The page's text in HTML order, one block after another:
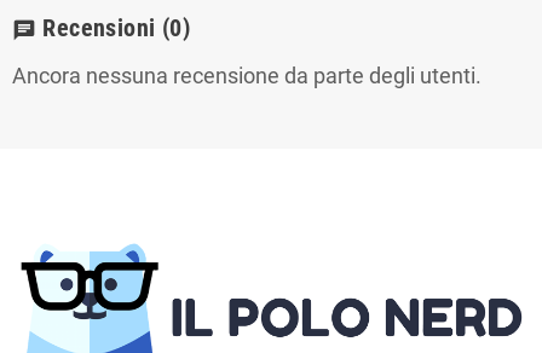
chat Recensioni (0)
Ancora nessuna recensione da parte degli utenti.